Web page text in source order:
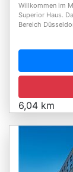
Willkommen im
Superior Haus.
Bereich
6,04 km